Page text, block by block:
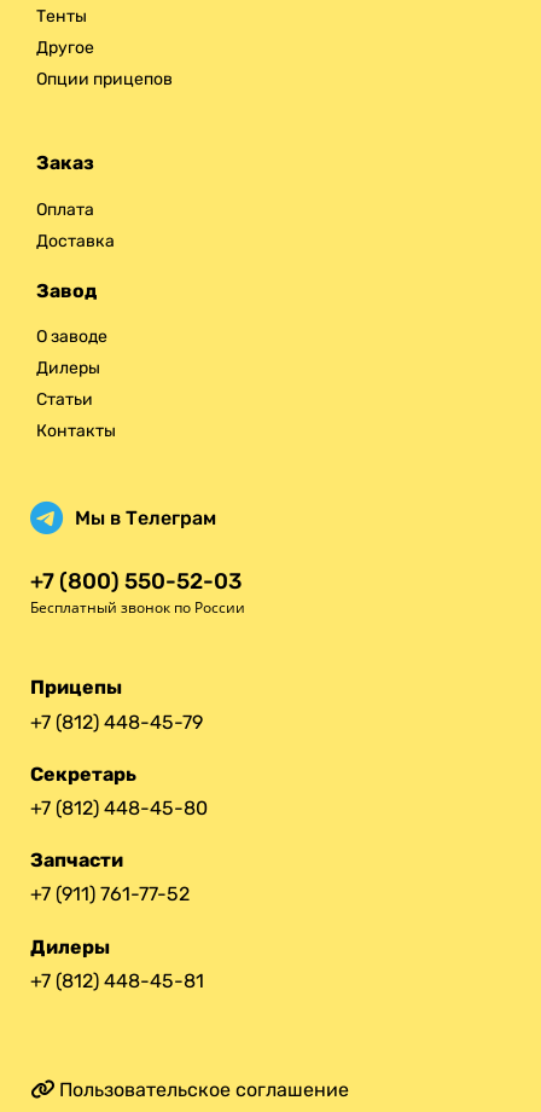
Тенты
Другое
Опции прицепов
Заказ
Оплата
Доставка
Завод
О заводе
Дилеры
Статьи
Контакты
Мы в Телеграм
+7 (800) 550-52-03
Бесплатный звонок по России
Прицепы
+7 (812) 448-45-79
Секретарь
+7 (812) 448-45-80
Запчасти
+7 (911) 761-77-52
Дилеры
+7 (812) 448-45-81
Пользовательское соглашение